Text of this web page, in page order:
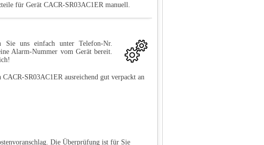
für Gerät CACR-SR03AC1ER manuell.
Sie uns einfach unter Telefon-Nr.
Alarm-Nummer vom Gerät bereit.
SR03AC1ER ausreichend gut verpackt an
Die Überprüfung ist für Sie